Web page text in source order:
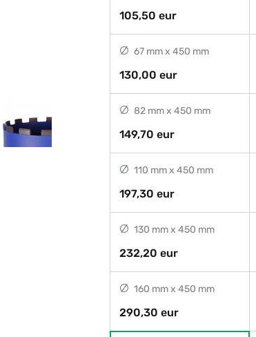
105,50 eur
67 mm x 450 mm
130,00 eur
82 mm x 450 mm
149,70 eur
110 mm x 450 mm
197,30 eur
130 mm x 450 mm
232,20 eur
160 mm x 450 mm
290,30 eur